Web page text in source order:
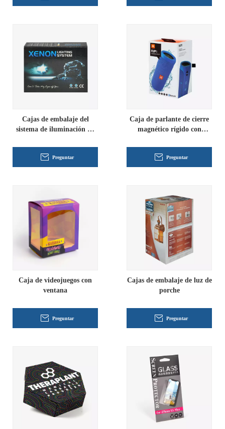
Cajas de embalaje del
sistema de iluminación de
Preguntar
Caja de parlante de cierre
magnético rígido con
Preguntar
Caja de videojuegos con
ventana
Preguntar
Cajas de embalaje de luz de
porche
Preguntar